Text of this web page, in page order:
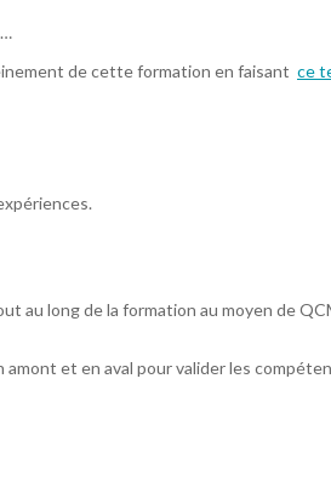
de cette formation en faisant ce
au long de la formation au moyen de
et en aval pour valider les